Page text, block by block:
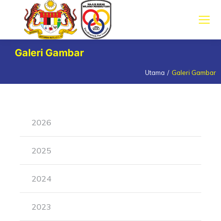
Galeri Gambar
Utama Galeri Gambar
2026
2025
2024
2023